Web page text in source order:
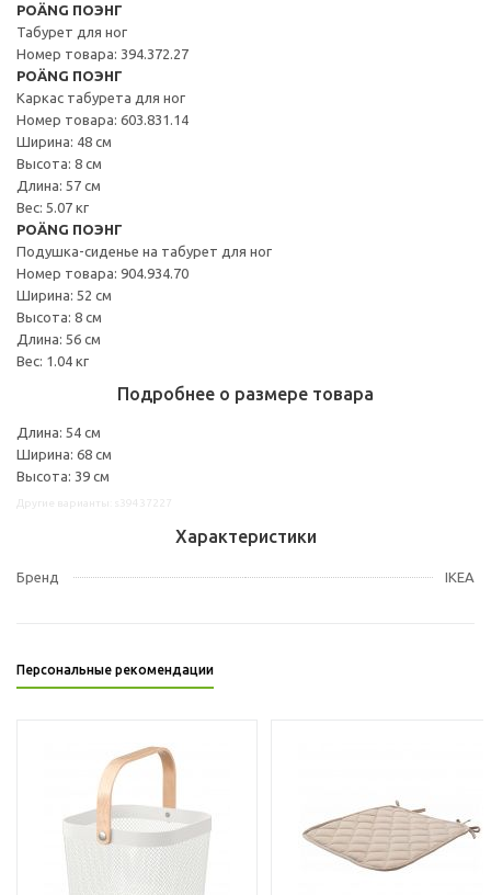
POÄNG ПОЭНГ
Табурет для ног
Номер товара: 394.372.27
POÄNG ПОЭНГ
Каркас табурета для ног
Номер товара: 603.831.14
Ширина: 48 см
Высота: 8 см
Длина: 57 см
Вес: 5.07 кг
POÄNG ПОЭНГ
Подушка-сиденье на табурет для ног
Номер товара: 904.934.70
Ширина: 52 см
Высота: 8 см
Длина: 56 см
Вес: 1.04 кг
Подробнее о размере товара
Длина: 54 см
Ширина: 68 см
Высота: 39 см
Характеристики
Бренд IKEA
Персональные рекомендации